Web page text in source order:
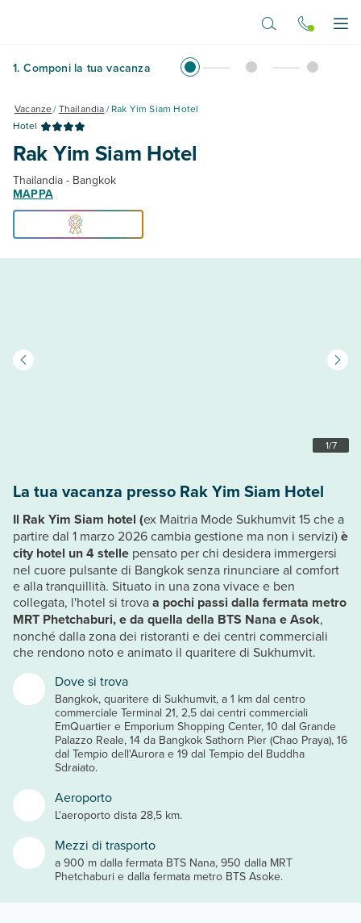
1. Componi la tua vacanza
Vacanze/Thailandia/Rak Yim Siam Hotel
Hotel
Rak Yim Siam Hotel
Thailandia - Bangkok
MAPPA
1/7
Dove si trova
Bangkok, quaritere di Sukhumvit, a 1 km dal centro
commerciale Terminal 21, 2,5 dai centri commerciali
EmQuartier e Emporium Shopping Center, 10 dal Grande
Palazzo Reale, 14 da Bangkok Sathorn Pier (Chao Praya), 16
dal Tempio dell'Aurora e 19 dal Tempio del Buddha
Sdraiato.
Aeroporto
L'aeroporto dista 28,5 km.
Mezzi di trasporto
a 900 m dalla fermata BTS Nana, 950 dalla MRT
Phetchaburi e dalla fermata metro BTS Asoke.
La tua vacanza presso Rak Yim Siam Hotel
Il Rak Yim Siam hotel (ex Maitria Mode Sukhumvit 15 che a
partire dal 1 marzo 2026 cambia gestione ma non i servizi)è
city hotel un 4 stelle pensato per chi desidera immergersi
nel cuore pulsante di Bangkok senza rinunciare al comfort
e alla tranquillità. Situato in una zona vivace e ben
collegata, l'hotel si trovaa pochi passi dalla fermata metro
MRT Phetchaburi, e da quella della BTS Nana e Asok,
nonché dalla zona dei ristoranti e dei centri commerciali
che rendono noto e animato il quaritere di Sukhumvit.